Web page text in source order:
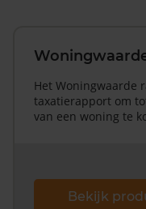
Het Woningwaarde
taxatierapport om
van een woning te
Bekijk